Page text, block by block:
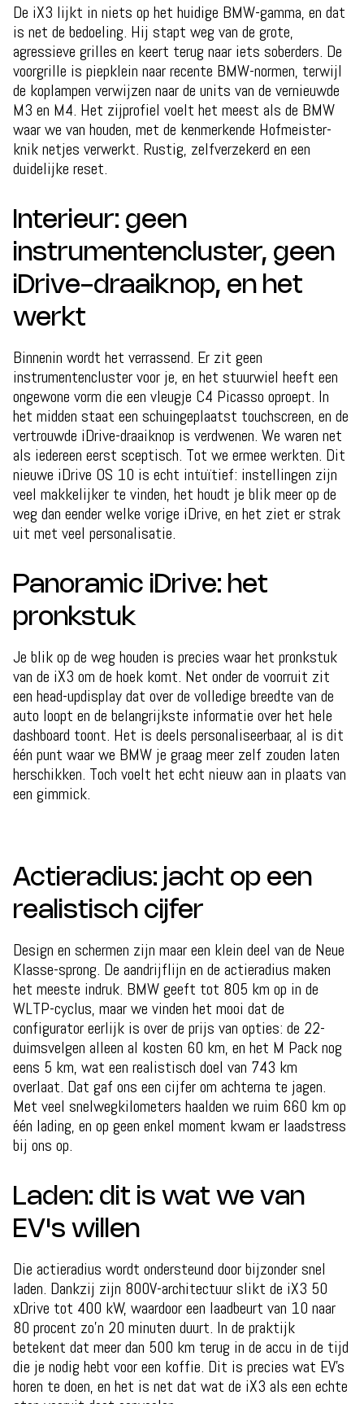
De iX3 lijkt in niets op het huidige BMW-gamma, en dat
is net de bedoeling. Hij stapt weg van de grote,
agressieve grilles en keert terug naar iets soberders. De
voorgrille is piepklein naar recente BMW-normen, terwijl
de koplampen verwijzen naar de units van de vernieuwde
M3 en M4. Het zijprofiel voelt het meest als de BMW
waar we van houden, met de kenmerkende Hofmeister-
knik netjes verwerkt. Rustig, zelfverzekerd en een
duidelijke reset.
Interieur: geen
instrumentencluster, geen
iDrive-draaiknop, en het
werkt
Binnenin wordt het verrassend. Er zit geen
instrumentencluster voor je, en het stuurwiel heeft een
ongewone vorm die een vleugje C4 Picasso oproept. In
het midden staat een schuingeplaatst touchscreen, en de
vertrouwde iDrive-draaiknop is verdwenen. We waren net
als iedereen eerst sceptisch. Tot we ermee werkten. Dit
nieuwe iDrive OS 10 is echt intuïtief: instellingen zijn
veel makkelijker te vinden, het houdt je blik meer op de
weg dan eender welke vorige iDrive, en het ziet er strak
uit met veel personalisatie.
Panoramic iDrive: het
pronkstuk
Je blik op de weg houden is precies waar het pronkstuk
van de iX3 om de hoek komt. Net onder de voorruit zit
een head-updisplay dat over de volledige breedte van de
auto loopt en de belangrijkste informatie over het hele
dashboard toont. Het is deels personaliseerbaar, al is dit
één punt waar we BMW je graag meer zelf zouden laten
herschikken. Toch voelt het echt nieuw aan in plaats van
een gimmick.
Actieradius: jacht op een
realistisch cijfer
Design en schermen zijn maar een klein deel van de Neue
Klasse-sprong. De aandrijflijn en de actieradius maken
het meeste indruk. BMW geeft tot 805 km op in de
WLTP-cyclus, maar we vinden het mooi dat de
configurator eerlijk is over de prijs van opties: de 22-
duimsvelgen alleen al kosten 60 km, en het M Pack nog
eens 5 km, wat een realistisch doel van 743 km
overlaat. Dat gaf ons een cijfer om achterna te jagen.
Met veel snelwegkilometers haalden we ruim 660 km op
één lading, en op geen enkel moment kwam er laadstress
bij ons op.
Laden: dit is wat we van
EV's willen
Die actieradius wordt ondersteund door bijzonder snel
laden. Dankzij zijn 800V-architectuur slikt de iX3 50
xDrive tot 400 kW, waardoor een laadbeurt van 10 naar
80 procent zo'n 20 minuten duurt. In de praktijk
betekent dat meer dan 500 km terug in de accu in de tijd
die je nodig hebt voor een koffie. Dit is precies wat EV's
horen te doen, en het is net dat wat de iX3 als een echte